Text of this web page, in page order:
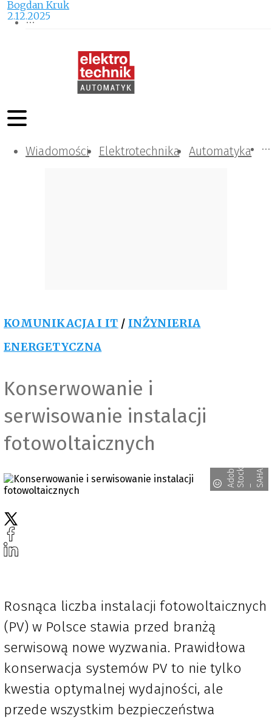
Wiadomości Elektrotechnika Automatyka
Komunikacja i IT
Kontrola
Tematy specjalne
KOMUNIKACJA I IT / INŻYNIERIA
ENERGETYCZNA
Konserwowanie i
serwisowanie instalacji
fotowoltaicznych
d
ob
e
t
o
ck
A
HA
R
A T
Bogdan Kruk
2.12.2025
Rosnąca liczba instalacji fotowoltaicznych
(PV) w Polsce stawia przed branżą
serwisową nowe wyzwania. Prawidłowa
konserwacja systemów PV to nie tylko
kwestia optymalnej wydajności, ale
przede wszystkim bezpieczeństwa